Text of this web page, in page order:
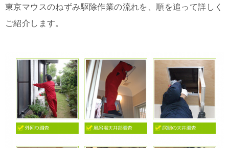
東京マウスのねずみ駆除作業の流れを、順を追って詳しく
ご紹介します。